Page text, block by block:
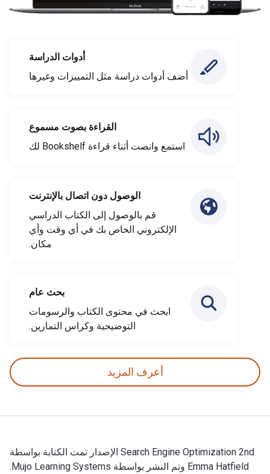
أدوات الدراسة
أضف أدوات دراسة مثل التمييزات وغيرها
القراءة بصوت مسموع
استمع وانصت أثناء قراءة Bookshelf لك
الوصول دون اتصال بالإنترنت
قم بالوصول إلى الكتاب الدراسي
الإلكتروني الخاص بك في أي وقت وأي
مكان.
بحث عام
ابحث في محتوى الكتاب والرسومات
التوضيحية وكراس التمارين.
أعرف المزيد
Search Engine Optimization 2nd الإصدار تمت الكتابة بواسطة
Emma Hatfield وتم النشر بواسطة Mujo Learning Systems.